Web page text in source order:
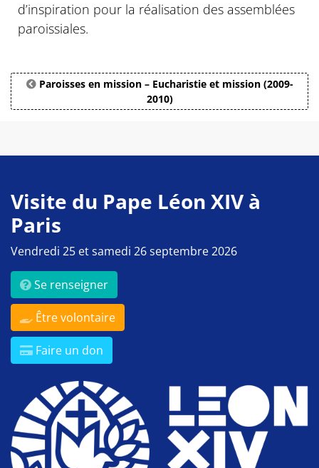
d’inspiration pour la réalisation des assemblées
paroissiales.
Paroisses en mission – Eucharistie et mission (2009-
2010)
Visite du Pape Léon XIV à
Paris
Vendredi 25 et samedi 26 septembre 2026
Se renseigner
Être volontaire
Faire un don